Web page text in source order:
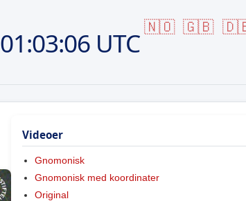
🇳🇴 🇬🇧
01:03:06 UTC
Videoer
Gnomonisk
Gnomonisk med koordinater
Original